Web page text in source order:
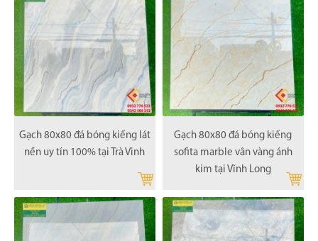
Gạch 80x80 đá bóng kiếng lát
nền uy tín 100% tại Trà Vinh
Gạch 80x80 đá bóng kiếng
sofita marble vân vàng ánh
kim tại Vĩnh Long